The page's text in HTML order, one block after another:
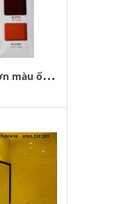
B
áo giá thi công kính sơn màu ốp bếp, kính sơn trang trí giá rẻ